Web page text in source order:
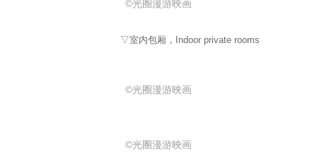
©光圈漫游映画
▽室内包厢，Indoor private rooms
©光圈漫游映画
©光圈漫游映画